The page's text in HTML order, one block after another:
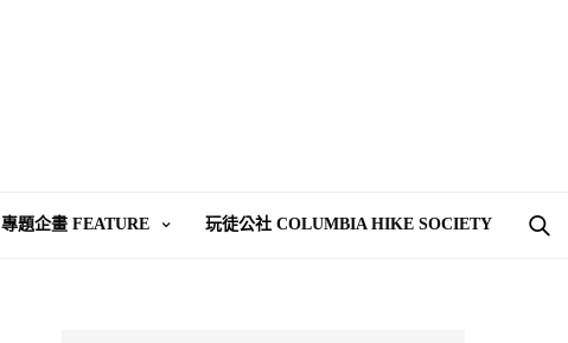
專題企畫 FEATURE 玩徒公社 COLUMBIA HIKE SOCIETY